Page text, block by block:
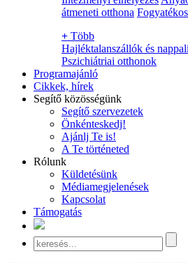
átmeneti otthona
+ Több
Hajléktalanszállók és
Pszichiátriai otthonok
Programajánló
Cikkek, hírek
Segítő közösségünk
Segítő szervezetek
Önkénteskedj!
Ajánlj Te is!
A Te történeted
Rólunk
Küldetésünk
Médiamegjelenések
Kapcsolat
Támogatás